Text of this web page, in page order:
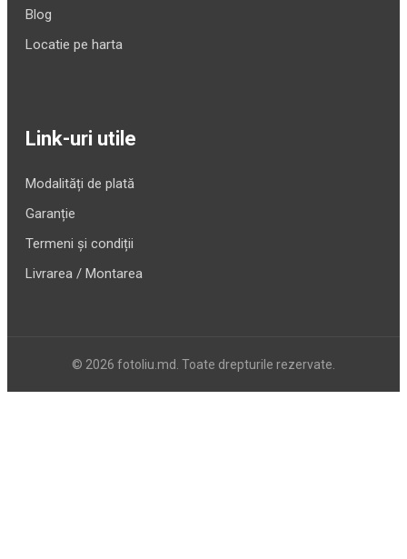
Blog
Locatie pe harta
Link-uri utile
Modalități de plată
Garanție
Termeni și condiții
Livrarea / Montarea
© 2026 fotoliu.md. Toate drepturile rezervate.